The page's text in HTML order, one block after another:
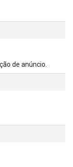
de anúncio.